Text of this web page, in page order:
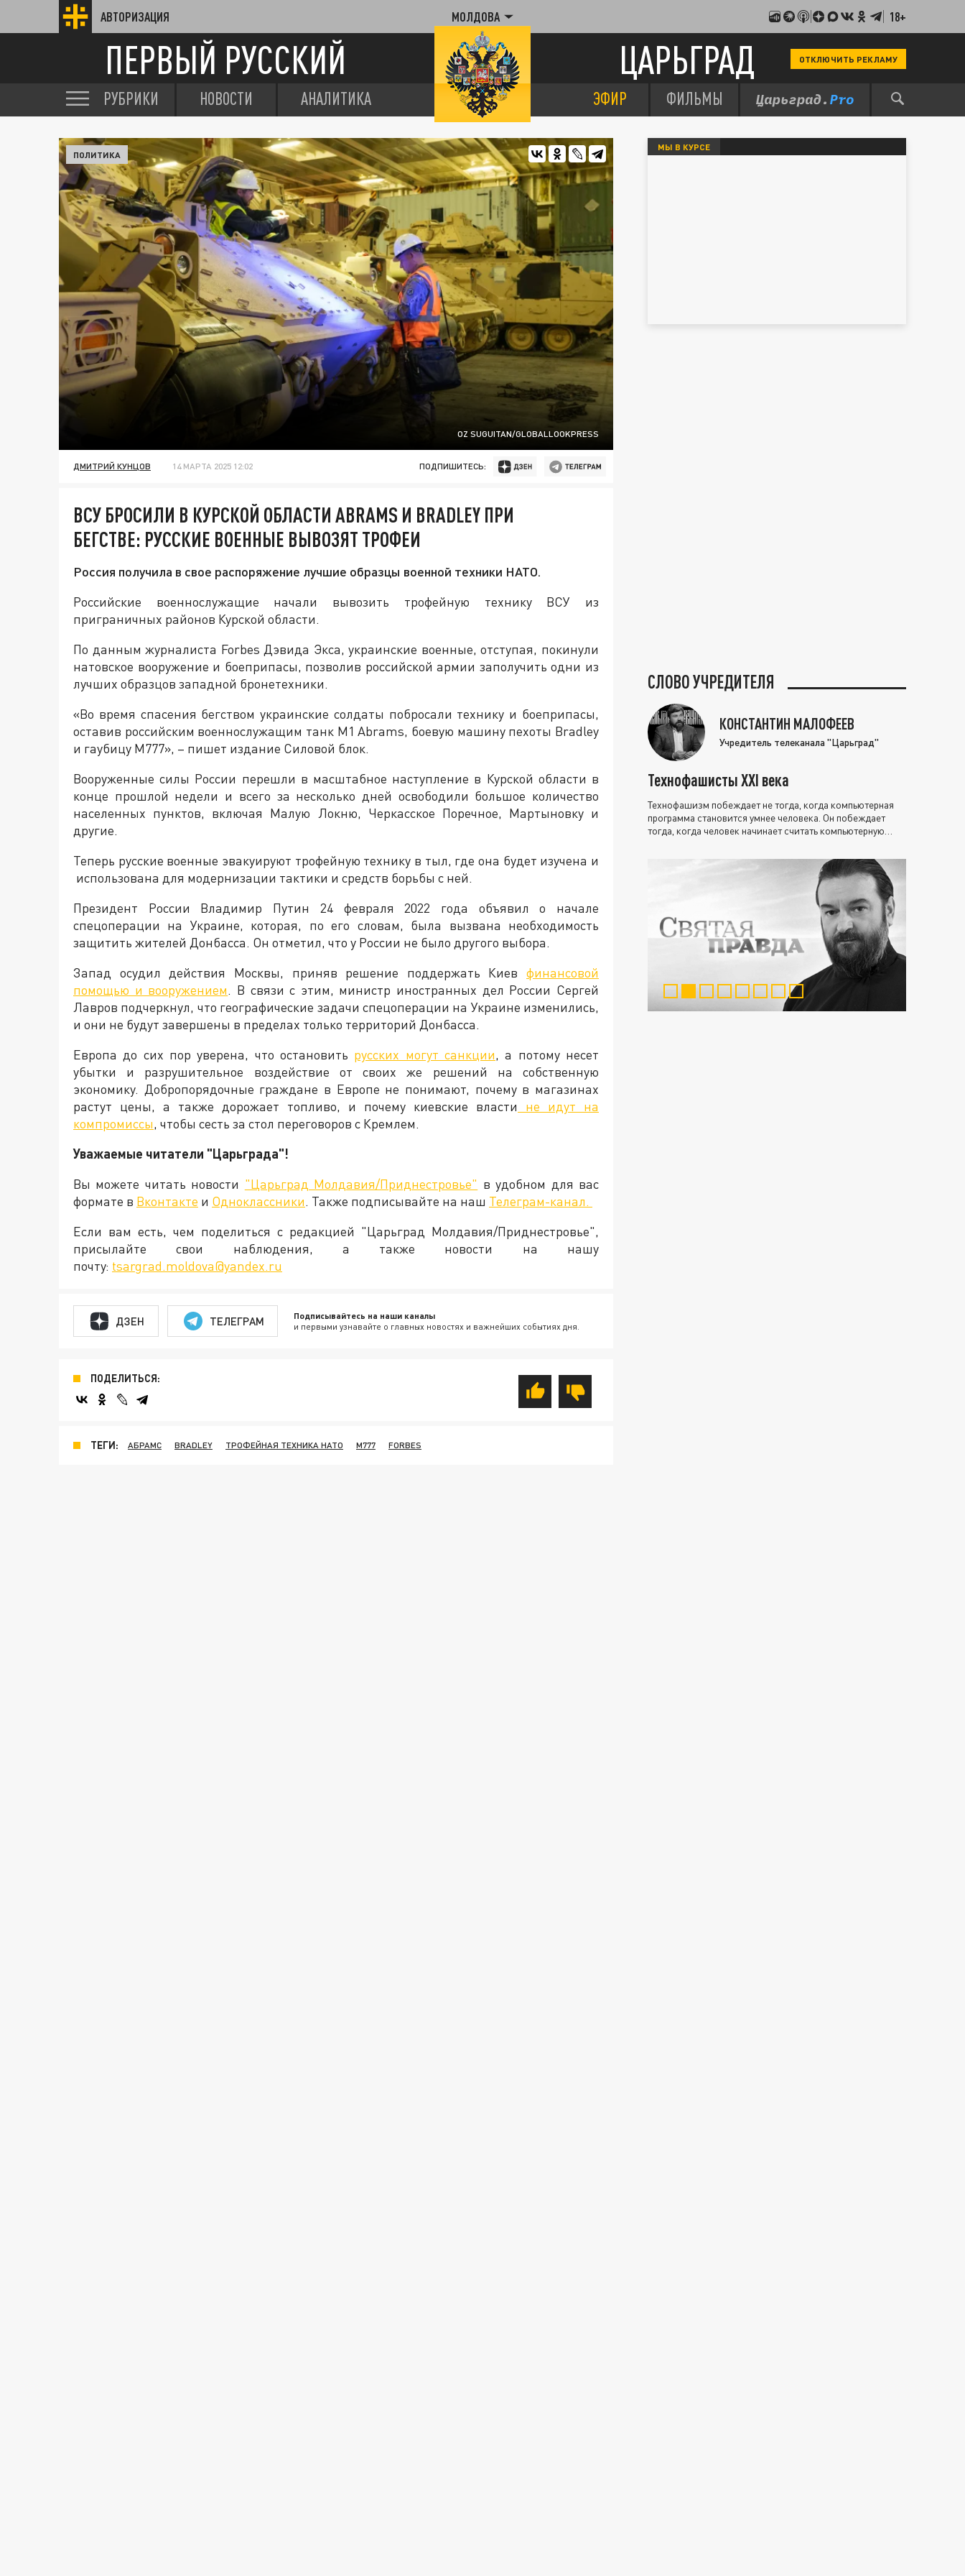
АВТОРИЗАЦИЯ МОЛДОВА 18+
ПЕРВЫЙ РУССКИЙ ЦАРЬГРАД ОТКЛЮЧИТЬ РЕКЛАМУ
РУБРИКИ НОВОСТИ АНАЛИТИКА ЭФИР ФИЛЬМЫ
OZ SUGUITAN/GLOBALLOOKPRESS
ПОЛИТИКА
ДМИТРИЙ КУНЦОВ 14 МАРТА 2025 12:02 ПОДПИШИТЕСЬ:
ВСУ БРОСИЛИ В КУРСКОЙ ОБЛАСТИ ABRAMS И BRADLEY ПРИ
БЕГСТВЕ: РУССКИЕ ВОЕННЫЕ ВЫВОЗЯТ ТРОФЕИ
Россия получила в свое распоряжение лучшие образцы военной техники НАТО.
Российские военнослужащие начали вывозить трофейную технику ВСУ из
приграничных районов Курской области.
По данным журналиста Forbes Дэвида Экса, украинские военные, отступая, покинули
натовское вооружение и боеприпасы, позволив российской армии заполучить одни из
лучших образцов западной бронетехники.
«Во время спасения бегством украинские солдаты побросали технику и боеприпасы,
оставив российским военнослужащим танк M1 Abrams, боевую машину пехоты Bradley
и гаубицу M777», – пишет издание Силовой блок.
Вооруженные силы России перешли в масштабное наступление в Курской области в
конце прошлой недели и всего за несколько дней освободили большое количество
населенных пунктов, включая Малую Локню, Черкасское Поречное, Мартыновку и
другие.
Теперь русские военные эвакуируют трофейную технику в тыл, где она будет изучена и
использована для модернизации тактики и средств борьбы с ней.
Президент России Владимир Путин 24 февраля 2022 года объявил о начале
спецоперации на Украине, которая, по его словам, была вызвана необходимость
защитить жителей Донбасса. Он отметил, что у России не было другого выбора.
Запад осудил действия Москвы, приняв решение поддержать Киев финансовой
помощью и вооружением. В связи с этим, министр иностранных дел России Сергей
Лавров подчеркнул, что географические задачи спецоперации на Украине изменились,
и они не будут завершены в пределах только территорий Донбасса.
Европа до сих пор уверена, что остановить русских могут санкции, а потому несет
убытки и разрушительное воздействие от своих же решений на собственную
экономику. Добропорядочные граждане в Европе не понимают, почему в магазинах
растут цены, а также дорожает топливо, и почему киевские власти не идут на
компромиссы, чтобы сесть за стол переговоров с Кремлем.
Уважаемые читатели "Царьграда"!
Вы можете читать новости "Царьград Молдавия/Приднестровье" в удобном для вас
формате в Вконтакте и Одноклассники. Также подписывайте на наш Телеграм-канал.
Если вам есть, чем поделиться с редакцией "Царьград Молдавия/Приднестровье",
присылайте свои наблюдения, а также новости на нашу
почту: tsargrad.moldova@yandex.ru
ДЗЕН ТЕЛЕГРАМ Подписывайтесь на наши каналы
и первыми узнавайте о главных новостях и важнейших событиях дня.
ПОДЕЛИТЬСЯ:
ТЕГИ: АБРАМС BRADLEY ТРОФЕЙНАЯ ТЕХНИКА НАТО M777 FORBES
МЫ В КУРСЕ
СЛОВО УЧРЕДИТЕЛЯ
КОНСТАНТИН МАЛОФЕЕВ
Учредитель телеканала "Царьград"
Технофашисты XXI века
Технофашизм побеждает не тогда, когда компьютерная
программа становится умнее человека. Он побеждает
тогда, когда человек начинает считать компьютерную